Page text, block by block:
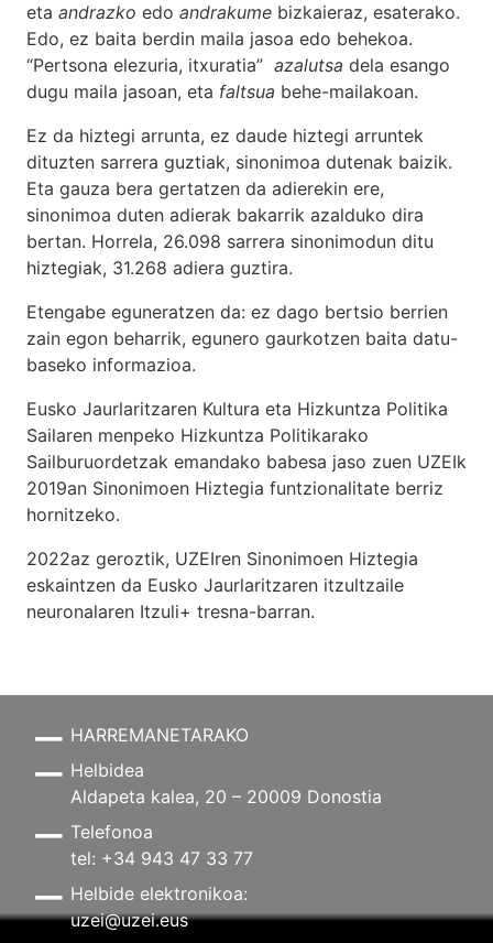
eta andrazko edo andrakume bizkaieraz, esaterako.
Edo, ez baita berdin maila jasoa edo behekoa.
“Pertsona elezuria, itxuratia” azalutsa dela esango
dugu maila jasoan, eta faltsua behe-mailakoan.
Ez da hiztegi arrunta, ez daude hiztegi arruntek
dituzten sarrera guztiak, sinonimoa dutenak baizik.
Eta gauza bera gertatzen da adierekin ere,
sinonimoa duten adierak bakarrik azalduko dira
bertan. Horrela, 26.098 sarrera sinonimodun ditu
hiztegiak, 31.268 adiera guztira.
Etengabe eguneratzen da: ez dago bertsio berrien
zain egon beharrik, egunero gaurkotzen baita datu-
baseko informazioa.
Eusko Jaurlaritzaren Kultura eta Hizkuntza Politika
Sailaren menpeko Hizkuntza Politikarako
Sailburuordetzak emandako babesa jaso zuen UZEIk
2019an Sinonimoen Hiztegia funtzionalitate berriz
hornitzeko.
2022az geroztik, UZEIren Sinonimoen Hiztegia
eskaintzen da Eusko Jaurlaritzaren itzultzaile
neuronalaren Itzuli+ tresna-barran.
HARREMANETARAKO
Helbidea
Aldapeta kalea, 20 – 20009 Donostia
Telefonoa
tel: +34 943 47 33 77
Helbide elektronikoa:
uzei@uzei.eus